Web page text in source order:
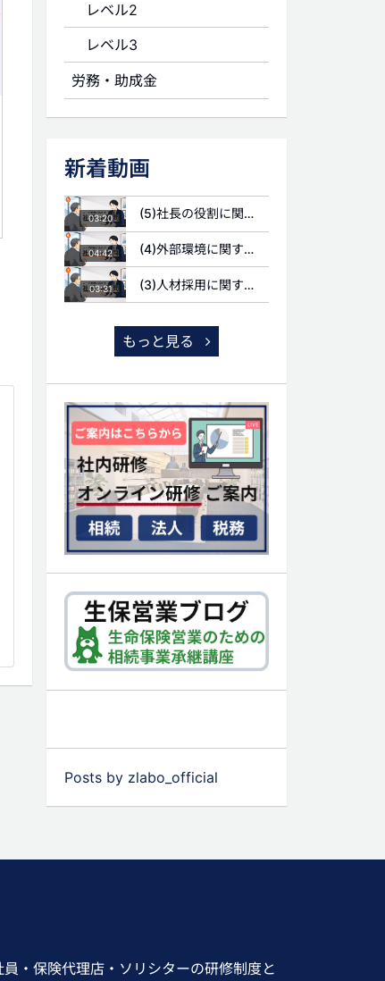
レベル2
レベル3
労務・助成金
新着動画
03:20 (5)社長の役割に関する質問
04:42 (4)外部環境に関する質問
03:31 (3)人材採用に関する質問
もっと見る
Posts by zlabo_official
・保険代理店・ソリシターの研修制度と